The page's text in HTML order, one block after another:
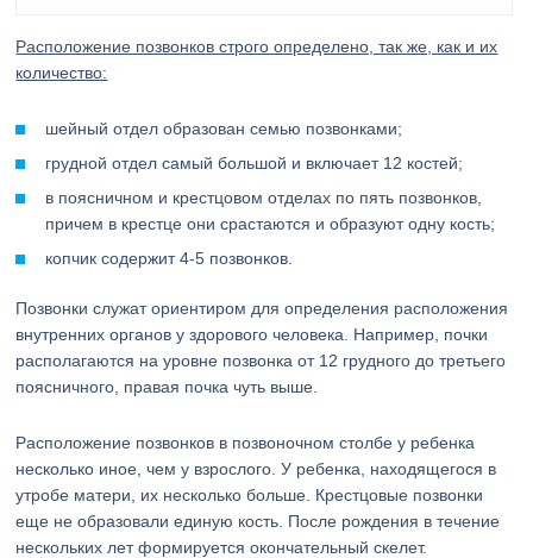
Расположение позвонков строго определено, так же, как и их
количество:
шейный отдел образован семью позвонками;
грудной отдел самый большой и включает 12 костей;
в поясничном и крестцовом отделах по пять позвонков,
причем в крестце они срастаются и образуют одну кость;
копчик содержит 4-5 позвонков.
Позвонки служат ориентиром для определения расположения
внутренних органов у здорового человека. Например, почки
располагаются на уровне позвонка от 12 грудного до третьего
поясничного, правая почка чуть выше.
Расположение позвонков в позвоночном столбе у ребенка
несколько иное, чем у взрослого. У ребенка, находящегося в
утробе матери, их несколько больше. Крестцовые позвонки
еще не образовали единую кость. После рождения в течение
нескольких лет формируется окончательный скелет.